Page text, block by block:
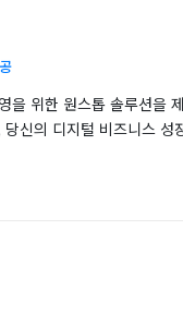
위한 원스톱 솔루션을
신의 디지털 비즈니스 성